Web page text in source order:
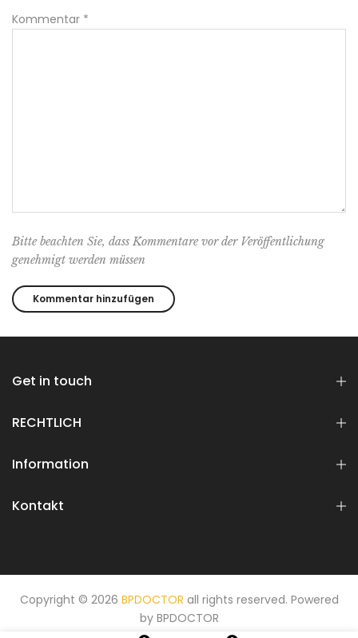
Kommentar *
Bitte beachten Sie, dass Kommentare vor der Veröffentlichung
genehmigt werden müssen
Get in touch
RECHTLICH
Information
Kontakt
Copyright © 2026 BPDOCTOR all rights reserved. Powered
by BPDOCTOR